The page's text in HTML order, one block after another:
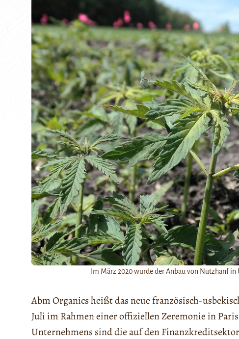
Im März 2020 wurde der Anbau von Nutzhanf
Abm Organics heißt das neue französisch-
Juli im Rahmen einer offiziellen Zeremonie in
Unternehmens sind die auf den